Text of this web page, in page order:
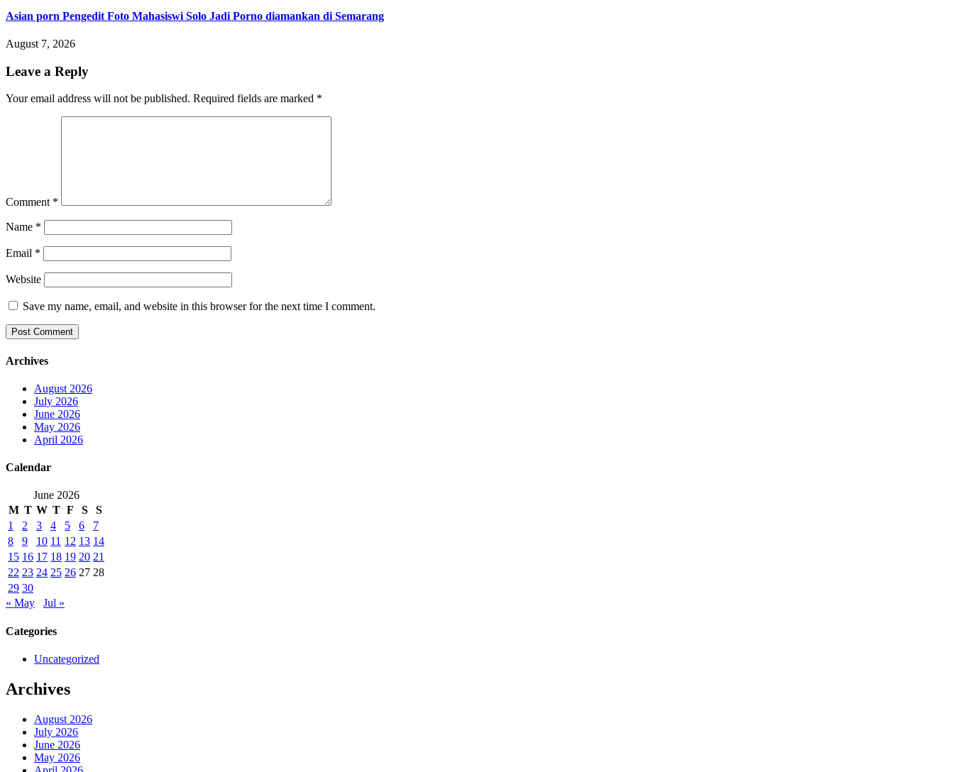
Asian porn Pengedit Foto Mahasiswi Solo Jadi Porno diamankan di Semarang
August 7, 2026
Leave a Reply
Your email address will not be published. Required fields are marked *
Comment *
Name *
Email *
Website
Save my name, email, and website in this browser for the next time I comment.
Archives
August 2026
July 2026
June 2026
May 2026
April 2026
Calendar
June 2026
M T W T F S
S
1
2 3 4 5 6
7
8
9 10 11 12 13 14
15 16 17 18 19 20 21
22 23 24 25 26 27 28
29 30
« May
Jul »
Categories
Uncategorized
Archives
August 2026
July 2026
June 2026
May 2026